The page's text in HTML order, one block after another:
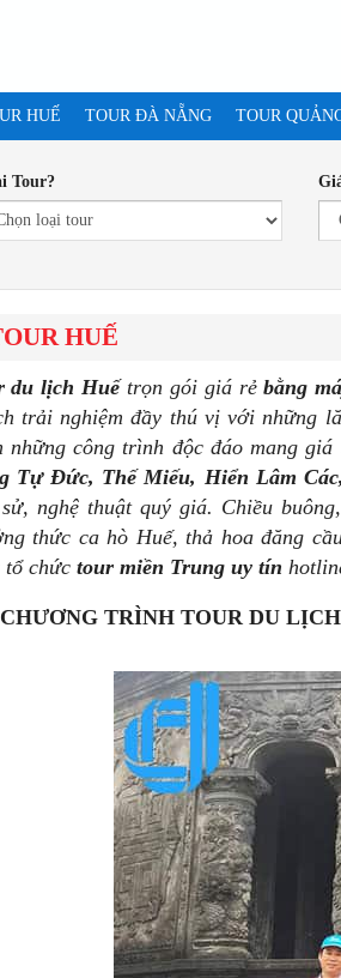
HUẾ TOUR ĐÀ NẴNG TOUR
Tour?
HUẾ
du lịch Huếtrọn gói giá rẻbằng
trải nghiệm đầy thú vị với những
những công trình độc đáo mang
Tự Đức, Thế Miếu, Hiển Lâm
nghệ thuật quý giá. Chiều
thức ca hò Huế, thả hoa đăng
tổ chức tour miền Trung uy tín
TRÌNH TOUR DU